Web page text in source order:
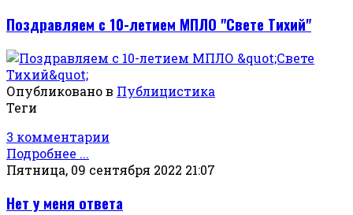
Поздравляем с 10-летием МПЛО "Свете Тихий"
Опубликовано в Публицистика
Теги
3 комментарии
Подробнее ...
Пятница, 09 сентября 2022 21:07
Нет у меня ответа